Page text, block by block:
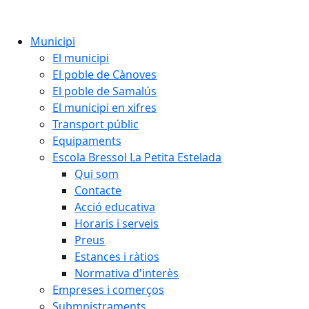
Municipi
El municipi
El poble de Cànoves
El poble de Samalús
El municipi en xifres
Transport públic
Equipaments
Escola Bressol La Petita Estelada
Qui som
Contacte
Acció educativa
Horaris i serveis
Preus
Estances i ràtios
Normativa d'interès
Empreses i comerços